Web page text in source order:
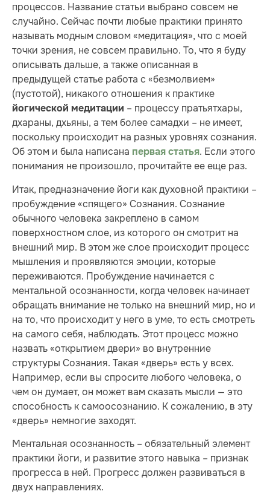
процессов. Название статьи выбрано совсем не
случайно. Сейчас почти любые практики принято
называть модным словом «медитация», что с моей
точки зрения, не совсем правильно. То, что я буду
описывать дальше, а также описанная в
предыдущей статье работа с «безмолвием»
(пустотой), никакого отношения к практике
йогической медитации – процессу пратьятхары,
дхараны, дхьяны, а тем более самадхи – не имеет,
поскольку происходит на разных уровнях сознания.
Об этом и была написана первая статья. Если этого
понимания не произошло, прочитайте ее еще раз.
Итак, предназначение йоги как духовной практики –
пробуждение «спящего» Сознания. Сознание
обычного человека закреплено в самом
поверхностном слое, из которого он смотрит на
внешний мир. В этом же слое происходит процесс
мышления и проявляются эмоции, которые
переживаются. Пробуждение начинается с
ментальной осознанности, когда человек начинает
обращать внимание не только на внешний мир, но и
на то, что происходит у него в уме, то есть смотреть
на самого себя, наблюдать. Этот процесс можно
назвать «открытием двери» во внутренние
структуры Сознания. Такая «дверь» есть у всех.
Например, если вы спросите любого человека, о
чем он думает, он может вам сказать мысли — это
способность к самоосознанию. К сожалению, в эту
«дверь» немногие заходят.
Ментальная осознанность – обязательный элемент
практики йоги, и развитие этого навыка – признак
прогресса в ней. Прогресс должен развиваться в
двух направлениях.